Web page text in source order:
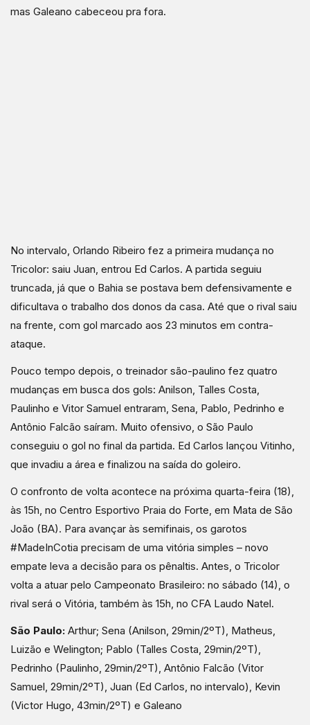
mas Galeano cabeceou pra fora.
No intervalo, Orlando Ribeiro fez a primeira mudança no
Tricolor: saiu Juan, entrou Ed Carlos. A partida seguiu
truncada, já que o Bahia se postava bem defensivamente e
dificultava o trabalho dos donos da casa. Até que o rival saiu
na frente, com gol marcado aos 23 minutos em contra-
ataque.
Pouco tempo depois, o treinador são-paulino fez quatro
mudanças em busca dos gols: Anilson, Talles Costa,
Paulinho e Vitor Samuel entraram, Sena, Pablo, Pedrinho e
Antônio Falcão saíram. Muito ofensivo, o São Paulo
conseguiu o gol no final da partida. Ed Carlos lançou Vitinho,
que invadiu a área e finalizou na saída do goleiro.
O confronto de volta acontece na próxima quarta-feira (18),
às 15h, no Centro Esportivo Praia do Forte, em Mata de São
João (BA). Para avançar às semifinais, os garotos
#MadeInCotia precisam de uma vitória simples – novo
empate leva a decisão para os pênaltis. Antes, o Tricolor
volta a atuar pelo Campeonato Brasileiro: no sábado (14), o
rival será o Vitória, também às 15h, no CFA Laudo Natel.
São Paulo: Arthur; Sena (Anilson, 29min/2ºT), Matheus,
Luizão e Welington; Pablo (Talles Costa, 29min/2ºT),
Pedrinho (Paulinho, 29min/2ºT), Antônio Falcão (Vitor
Samuel, 29min/2ºT), Juan (Ed Carlos, no intervalo), Kevin
(Victor Hugo, 43min/2ºT) e Galeano